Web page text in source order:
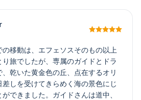
移動は、エフェソスそのもの以上
旅でしたが、専属のガイドとドラ
乾いた黄金色の丘、点在するオリ
しを受けてきらめく海の景色にじ
できました。ガイドさんは道中、